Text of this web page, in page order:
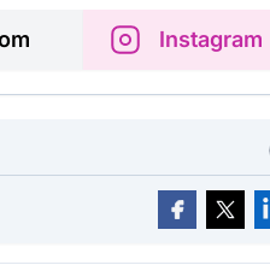
Instagram